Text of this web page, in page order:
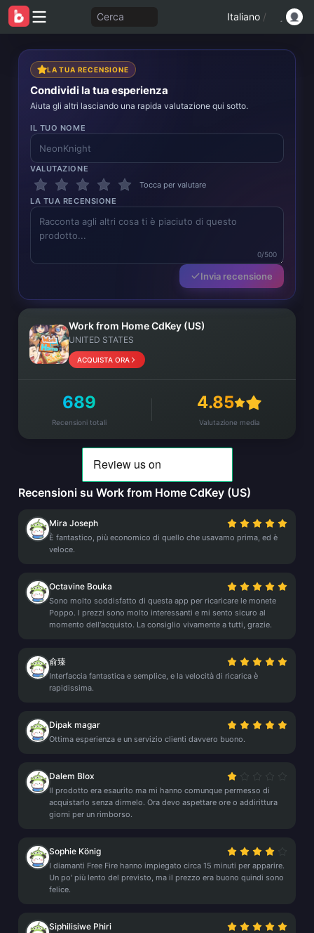
Cerca Italiano /
LA TUA RECENSIONE
Condividi la tua esperienza
Aiuta gli altri lasciando una rapida valutazione qui sotto.
IL TUO NOME
VALUTAZIONE
Tocca per valutare
LA TUA RECENSIONE
0/500
Invia recensione
Work from Home CdKey (US)
UNITED STATES
ACQUISTA ORA
689
Recensioni totali
4.85
Valutazione media
Recensioni su Work from Home CdKey (US)
Mira Joseph
È fantastico, più economico di quello che usavamo prima, ed è
veloce.
Octavine Bouka
Sono molto soddisfatto di questa app per ricaricare le monete
Poppo. I prezzi sono molto interessanti e mi sento sicuro al
momento dell'acquisto. La consiglio vivamente a tutti, grazie.
俞臻
Interfaccia fantastica e semplice, e la velocità di ricarica è
rapidissima.
Dipak magar
Ottima esperienza e un servizio clienti davvero buono.
Dalem Blox
Il prodotto era esaurito ma mi hanno comunque permesso di
acquistarlo senza dirmelo. Ora devo aspettare ore o addirittura
giorni per un rimborso.
Sophie König
I diamanti Free Fire hanno impiegato circa 15 minuti per apparire.
Un po' più lento del previsto, ma il prezzo era buono quindi sono
felice.
Siphilisiwe Phiri